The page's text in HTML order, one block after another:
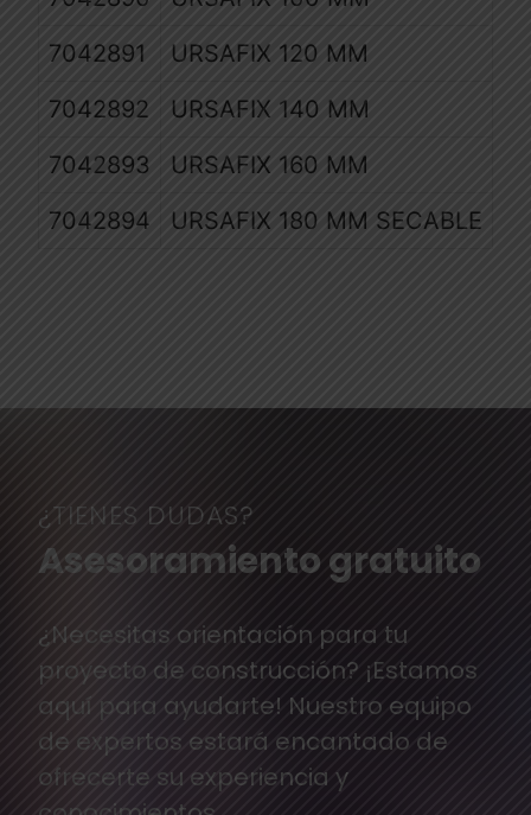
7042891
URSAFIX 120 MM
7042892
URSAFIX 140 MM
7042893
URSAFIX 160 MM
7042894
URSAFIX 180 MM SECABLE
¿TIENES DUDAS?
Asesoramiento gratuito
¿Necesitas orientación para tu
proyecto de construcción? ¡Estamos
aquí para ayudarte! Nuestro equipo
de expertos estará encantado de
ofrecerte su experiencia y